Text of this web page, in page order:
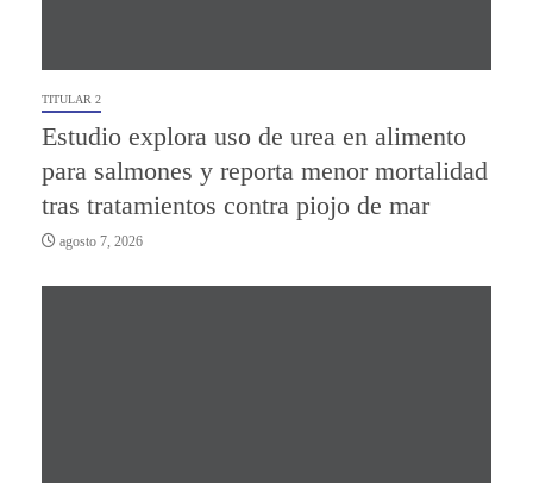
TITULAR 2
Estudio explora uso de urea en alimento
para salmones y reporta menor mortalidad
tras tratamientos contra piojo de mar
agosto 7, 2026